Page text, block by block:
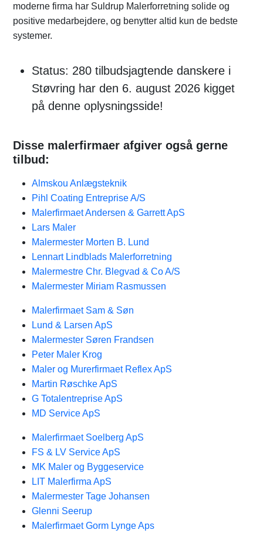
moderne firma har Suldrup Malerforretning solide og
positive medarbejdere, og benytter altid kun de bedste
systemer.
Status: 280 tilbudsjagtende danskere i
Støvring har den 6. august 2026 kigget
på denne oplysningsside!
Disse malerfirmaer afgiver også gerne
tilbud:
Almskou Anlægsteknik
Pihl Coating Entreprise A/S
Malerfirmaet Andersen & Garrett ApS
Lars Maler
Malermester Morten B. Lund
Lennart Lindblads Malerforretning
Malermestre Chr. Blegvad & Co A/S
Malermester Miriam Rasmussen
Malerfirmaet Sam & Søn
Lund & Larsen ApS
Malermester Søren Frandsen
Peter Maler Krog
Maler og Murerfirmaet Reflex ApS
Martin Røschke ApS
G Totalentreprise ApS
MD Service ApS
Malerfirmaet Soelberg ApS
FS & LV Service ApS
MK Maler og Byggeservice
LIT Malerfirma ApS
Malermester Tage Johansen
Glenni Seerup
Malerfirmaet Gorm Lynge Aps